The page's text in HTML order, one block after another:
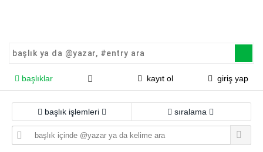
başlıklar kayıt ol giriş yap
başlık işlemleri sıralama